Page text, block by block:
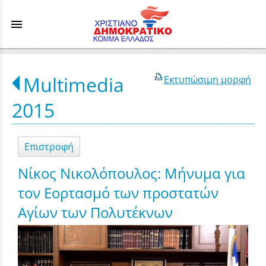
menu
Εκτυπώσιμη μορφή
Multimedia
2015
Επιστροφή
Νίκος Νικολόπουλος: Μήνυμα για
τον Εορτασμό των προστατών
Αγίων των Πολυτέκνων